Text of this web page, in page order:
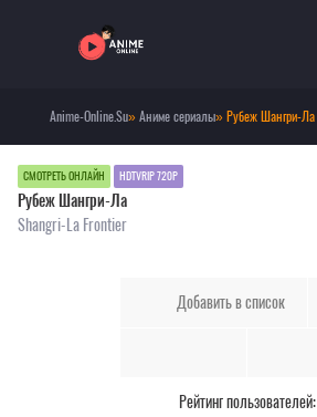
Anime-Online.Su»Аниме сериалы» Рубеж Шангри-Ла
СМОТРЕТЬ ОНЛАЙН HDTVRIP 720P
Рубеж Шангри-Ла
Shangri-La Frontier
Добавить в список
Рейтинг пользователей: